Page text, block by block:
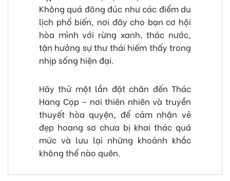
Không quá đông đúc như các điểm du
lịch phổ biến, nơi đây cho bạn cơ hội
hòa mình với rừng xanh, thác nước,
tận hưởng sự thư thái hiếm thấy trong
nhịp sống hiện đại.
Hãy thử một lần đặt chân đến Thác
Hang Cọp – nơi thiên nhiên và truyền
thuyết hòa quyện, để cảm nhận vẻ
đẹp hoang sơ chưa bị khai thác quá
mức và lưu lại những khoảnh khắc
không thể nào quên.